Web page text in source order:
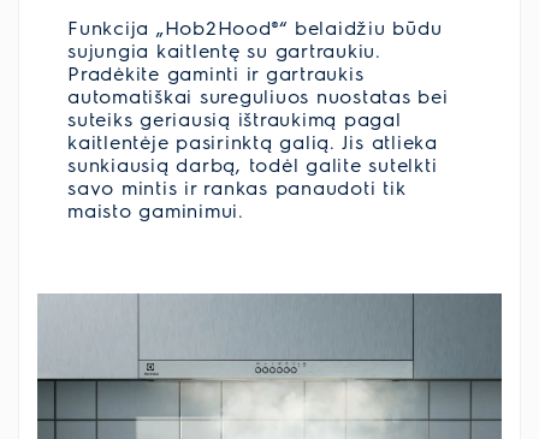
Funkcija „Hob2Hood®“ belaidžiu būdu
sujungia kaitlentę su gartraukiu.
Pradėkite gaminti ir gartraukis
automatiškai sureguliuos nuostatas bei
suteiks geriausią ištraukimą pagal
kaitlentėje pasirinktą galią. Jis atlieka
sunkiausią darbą, todėl galite sutelkti
savo mintis ir rankas panaudoti tik
maisto gaminimui.